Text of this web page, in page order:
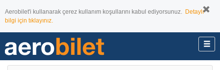
Aerobilet'i kullanarak çerez kullanım koşullarını kabul ediyorsunuz. Detaylı
bilgi için tıklayınız.